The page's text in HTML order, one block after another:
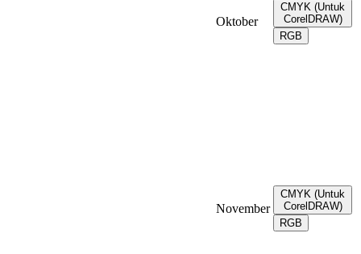
Oktober
CMYK (Untuk
CorelDRAW)
RGB
November
CMYK (Untuk
CorelDRAW)
RGB